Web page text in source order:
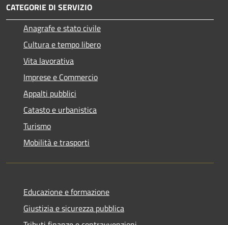
CATEGORIE DI SERVIZIO
Anagrafe e stato civile
Cultura e tempo libero
Vita lavorativa
Imprese e Commercio
Appalti pubblici
Catasto e urbanistica
Turismo
Mobilità e trasporti
Educazione e formazione
Giustizia e sicurezza pubblica